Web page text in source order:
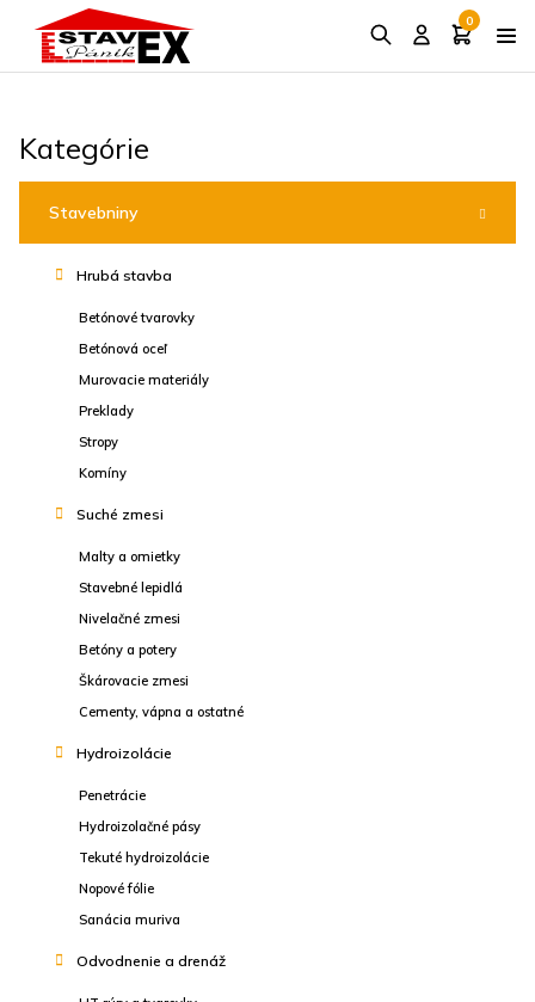
0
Kategórie
Stavebniny
Hrubá stavba
Betónové tvarovky
Betónová oceľ
Murovacie materiály
Preklady
Stropy
Komíny
Suché zmesi
Malty a omietky
Stavebné lepidlá
Nivelačné zmesi
Betóny a potery
Škárovacie zmesi
Cementy, vápna a ostatné
Hydroizolácie
Penetrácie
Hydroizolačné pásy
Tekuté hydroizolácie
Nopové fólie
Sanácia muriva
Odvodnenie a drenáž